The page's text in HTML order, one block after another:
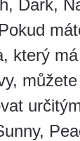
Dark,
který